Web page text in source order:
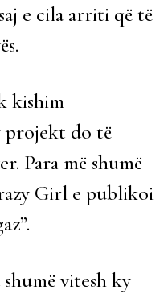
e cila arriti që të
kishim
projekt do të
Para më shumë
Girl e publikoi
vitesh ky